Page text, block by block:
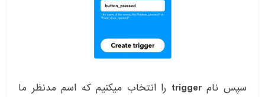
سپس نامtrigger را انتخاب میکنیم که اسم مدنظر ما